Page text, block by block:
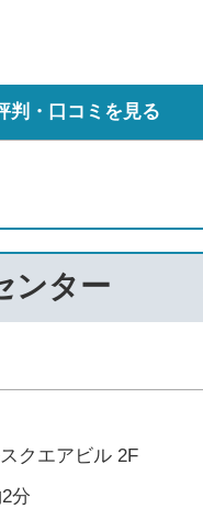
判・口コミを見る
ンター
クエアビル 2F
分